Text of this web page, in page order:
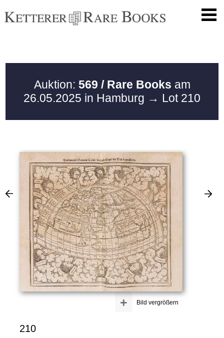
Auktion: 569 / Rare Books am
26.05.2025 in Hamburg → Lot 210
Bild vergrößern
+
210